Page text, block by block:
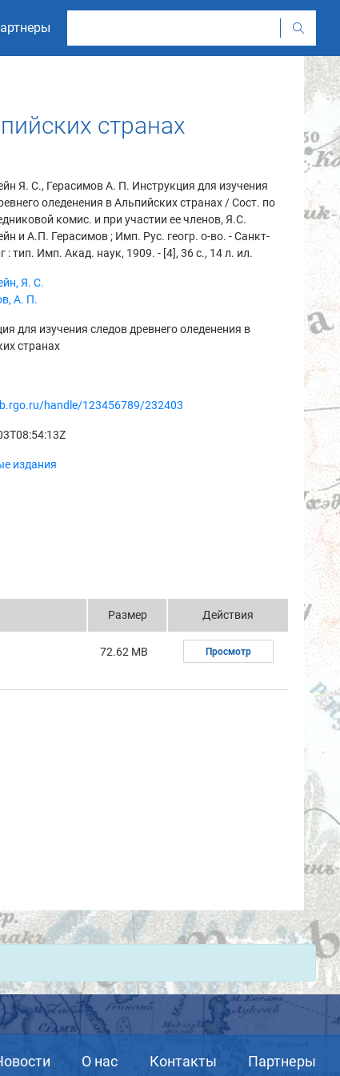
странах
Я. С., Герасимов А. П. Инструкция для изучения
оледенения в Альпийских странах / Сост. по
комис. и при участии ее членов, Я.С.
и А.П. Герасимов ; Имп. Рус. геогр. о-во. - Санкт-
: тип. Имп. Акад. наук, 1909. - [4], 36 с., 14 л. ил.
Я. С.
А. П.
для изучения следов древнего оледенения в
странах
handle/123456789/232403
издания
Размер Действия
72.62 MB Просмотр
О нас Контакты Партнеры